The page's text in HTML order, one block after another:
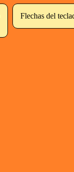
Flechas del